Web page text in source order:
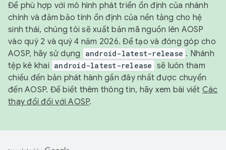
Để phù hợp với mô hình phát triển ổn định của nhánh
chính và đảm bảo tính ổn định của nền tảng cho hệ
sinh thái, chúng tôi sẽ xuất bản mã nguồn lên AOSP
vào quý 2 và quý 4 năm 2026. Để tạo và đóng góp cho
AOSP, hãy sử dụng
android-latest-release . Nhánh
tệp kê khai android-latest-release sẽ luôn tham
chiếu đến bản phát hành gần đây nhất được chuyển
đến AOSP. Để biết thêm thông tin, hãy xem bài viết Các
thay đổi đối với AOSP.